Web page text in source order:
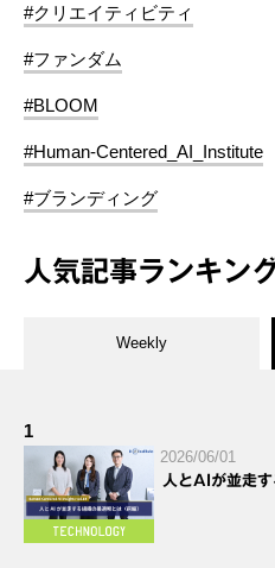
#クリエイティビティ
#ファンダム
#BLOOM
#Human-Centered_AI_Institute
#ブランディング
人気記事ランキン
Weekly
1
2026/06/01
人とAIが並走す